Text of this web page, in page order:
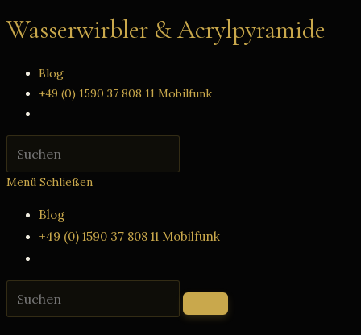
Inhalt
Wasserwirbler & Acrylpyramide
Blog
+49 (0) 1590 37 808 11 Mobilfunk
Suche
umschalten
search
Menü Schließen
Blog
+49 (0) 1590 37 808 11 Mobilfunk
Suche
umschalten